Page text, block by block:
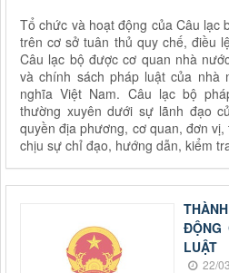
Tổ chức và hoạt động của Câu lạc
trên cơ sở tuân thủ quy chế, điều
Câu lạc bộ được cơ quan nhà
và chính sách pháp luật của nhà
nghĩa Việt Nam. Câu lạc bộ
thường xuyên dưới sự lãnh đạo
quyền địa phương, cơ quan, đơn
chịu sự chỉ đạo, hướng dẫn, kiểm
ĐỘNG
LUẬT
22/